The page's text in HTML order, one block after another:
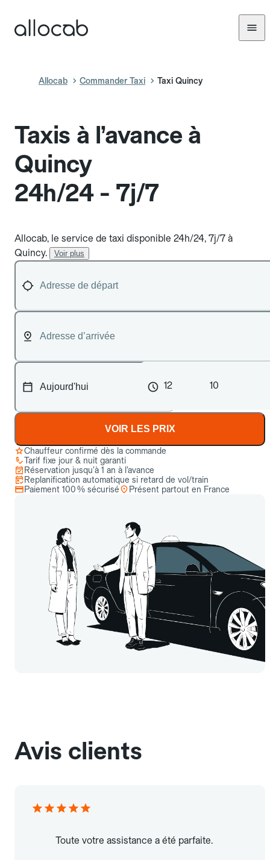
Allocab Commander Taxi Taxi Quincy
Taxis à l’avance à
Quincy
24h/24 - 7j/7
Allocab, le service de taxi disponible 24h/24, 7j/7 à
Quincy.
Voir plus
12 10
VOIR LES PRIX
Chauffeur confirmé dès la commande
Tarif fixe jour & nuit garanti
Réservation jusqu’à 1 an à l’avance
Replanification automatique si retard de vol/train
Paiement 100 % sécurisé
Présent partout en France
Avis clients
Toute votre assistance a été parfaite.